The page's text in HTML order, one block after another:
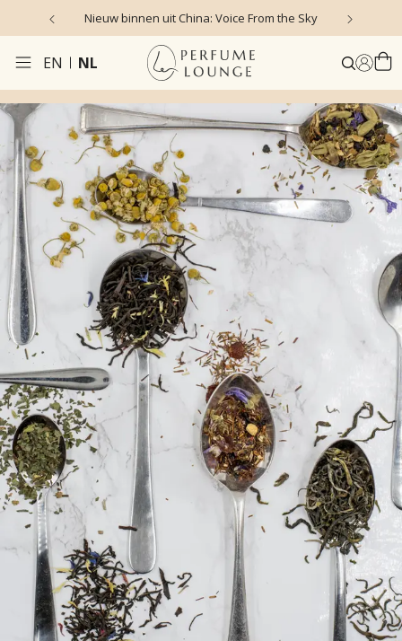
Nieuw binnen uit China: Voice From the Sky
EN NL